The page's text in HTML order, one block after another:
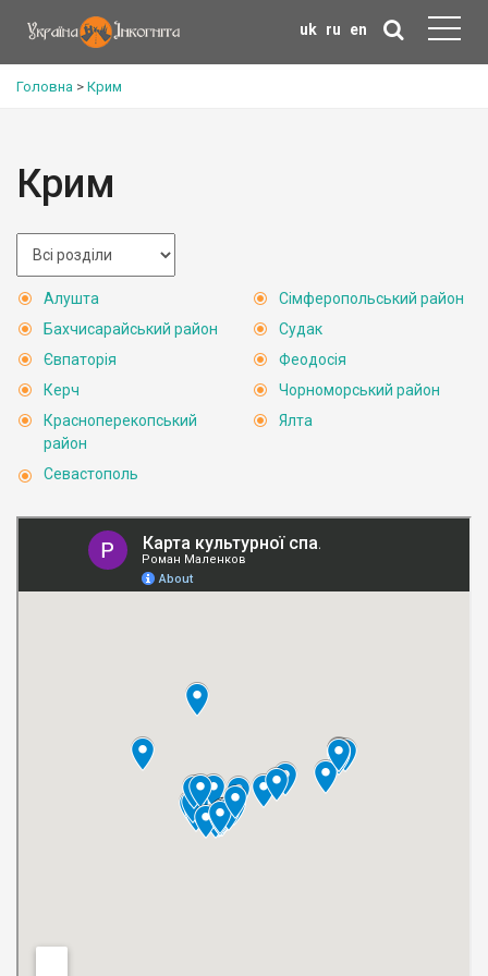
uk ru en
Головна > Крим
Крим
Алушта
Бахчисарайський район
Євпаторія
Керч
Красноперекопський
район
Севастополь
Сімферопольський район
Судак
Феодосія
Чорноморський район
Ялта